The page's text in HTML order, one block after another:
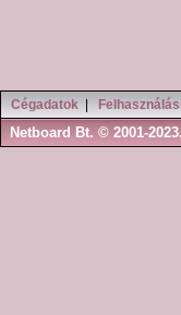
Cégadatok
Netboard Bt. © 2001-2023.